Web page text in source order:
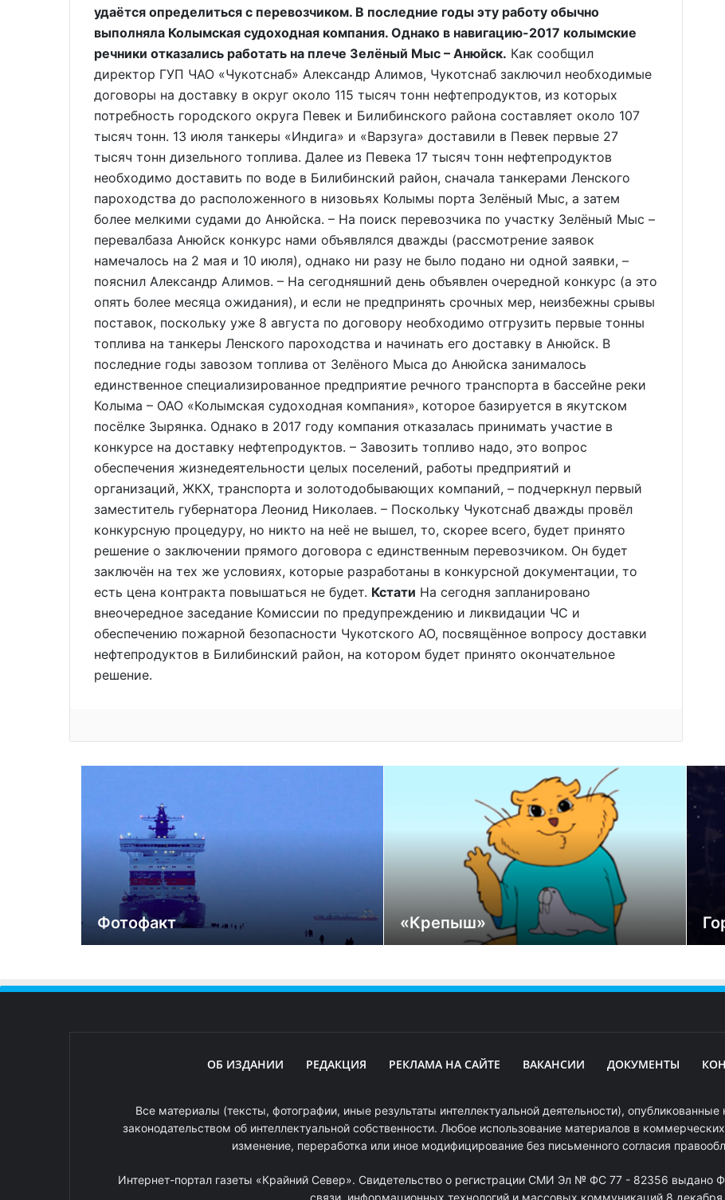
удаётся определиться с перевозчиком. В последние годы эту работу обычно
выполняла Колымская судоходная компания. Однако в навигацию-2017 колымские
речники отказались работать на плече Зелёный Мыс – Анюйск. Как сообщил
директор ГУП ЧАО «Чукотснаб» Александр Алимов, Чукотснаб заключил необходимые
договоры на доставку в округ около 115 тысяч тонн нефтепродуктов, из которых
потребность городского округа Певек и Билибинского района составляет около 107
тысяч тонн. 13 июля танкеры «Индига» и «Варзуга» доставили в Певек первые 27
тысяч тонн дизельного топлива. Далее из Певека 17 тысяч тонн нефтепродуктов
необходимо доставить по воде в Билибинский район, сначала танкерами Ленского
пароходства до расположенного в низовьях Колымы порта Зелёный Мыс, а затем
более мелкими судами до Анюйска. – На поиск перевозчика по участку Зелёный Мыс –
перевалбаза Анюйск конкурс нами объявлялся дважды (рассмотрение заявок
намечалось на 2 мая и 10 июля), однако ни разу не было подано ни одной заявки, –
пояснил Александр Алимов. – На сегодняшний день объявлен очередной конкурс (а это
опять более месяца ожидания), и если не предпринять срочных мер, неизбежны срывы
поставок, поскольку уже 8 августа по договору необходимо отгрузить первые тонны
топлива на танкеры Ленского пароходства и начинать его доставку в Анюйск. В
последние годы завозом топлива от Зелёного Мыса до Анюйска занималось
единственное специализированное предприятие речного транспорта в бассейне реки
Колыма – ОАО «Колымская судоходная компания», которое базируется в якутском
посёлке Зырянка. Однако в 2017 году компания отказалась принимать участие в
конкурсе на доставку нефтепродуктов. – Завозить топливо надо, это вопрос
обеспечения жизнедеятельности целых поселений, работы предприятий и
организаций, ЖКХ, транспорта и золотодобывающих компаний, – подчеркнул первый
заместитель губернатора Леонид Николаев. – Поскольку Чукотснаб дважды провёл
конкурсную процедуру, но никто на неё не вышел, то, скорее всего, будет принято
решение о заключении прямого договора с единственным перевозчиком. Он будет
заключён на тех же условиях, которые разработаны в конкурсной документации, то
есть цена контракта повышаться не будет. Кстати На сегодня запланировано
внеочередное заседание Комиссии по предупреждению и ликвидации ЧС и
обеспечению пожарной безопасности Чукотского АО, посвящённое вопросу доставки
нефтепродуктов в Билибинский район, на котором будет принято окончательное
решение.
Фотофакт «Крепыш»
ОБ ИЗДАНИИ РЕДАКЦИЯ РЕКЛАМА НА САЙТЕ ВАКАНСИИ ДОКУМЕНТЫ
Все материалы (тексты, фотографии, иные результаты интеллектуальной деятельности), опубликованные
законодательством об интеллектуальной собственности. Любое использование материалов в
изменение, переработка или иное модифицирование без письменного согласия
Интернет-портал газеты «Крайний Север». Свидетельство о регистрации СМИ Эл № ФС 77 - 82356 выдано
связи, информационных технологий и массовых коммуникаций 8 декабря